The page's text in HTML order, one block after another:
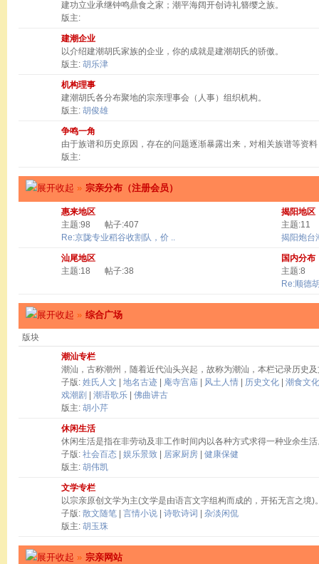
建功立业承继钟鸣鼎食之家；潮平海阔开创诗礼簪缨之族。
版主:
建潮企业
以介绍建潮胡氏家族的企业，你的成就是建潮胡氏的骄傲。
版主: 胡乐津
机构理事
建潮胡氏各分布聚地的宗亲理事会（人事）组织机构。
版主: 胡俊雄
争鸣一角
由于族谱和历史原因，存在的问题逐渐暴露出来，对相关族谱等资
版主:
» 宗亲分布（注册会员）
惠来地区
主题:98
帖子:407
Re:京陇专业稻谷收割队，价 ..
揭阳地区
主题:11
揭阳炮台
汕尾地区
主题:18
帖子:38
国内分布
主题:8
Re:顺德
» 综合广场
版块
潮汕专栏
潮汕，古称潮州，随着近代汕头兴起，故称为潮汕，本栏记录历史
子版: 姓氏人文 地名古迹 庵寺宫庙 风土人情 历史文化
潮食文化
戏潮剧
潮语歌乐
佛曲讲古
版主: 胡小芹
休闲生活
休闲生活是指在非劳动及非工作时间内以各种方式求得一种业余生
子版: 社会百态 娱乐景致 居家厨房
健康保健
版主: 胡伟凯
文学专栏
以宗亲原创文学为主(文学是由语言文字组构而成的，开拓无言之境)
子版: 散文随笔 言情小说 诗歌诗词
杂淡闲侃
版主: 胡玉珠
» 宗亲网站